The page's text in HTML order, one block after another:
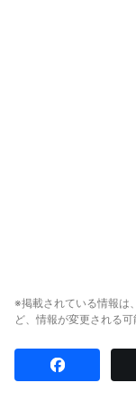
※掲載されている情報は
ど、情報が変更される